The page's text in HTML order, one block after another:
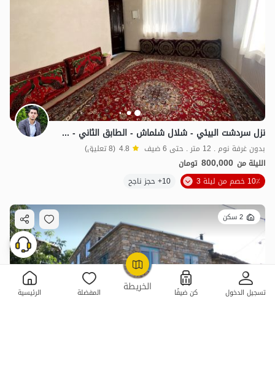
الخريطة تسجيل الدخول كن ضيفًا المفضلة الرئيسية
OpenStreetMap
نزل سردشت البيئي - شلال شلماش - الطابق الثاني - 12 متر مربع
بدون غرفة نوم . 12 متر . حتى 6 ضيف 4.8 (8 تعليق)
الليلة من 800,000 تومان
10٪ خصم من ليلة 3
10+ حجز ناجح
2 سكن